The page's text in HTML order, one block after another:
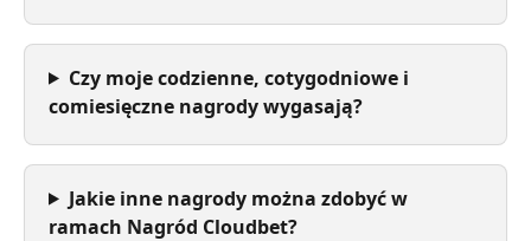
Czy moje codzienne, cotygodniowe i
comiesięczne nagrody wygasają?
Jakie inne nagrody można zdobyć w
ramach Nagród Cloudbet?